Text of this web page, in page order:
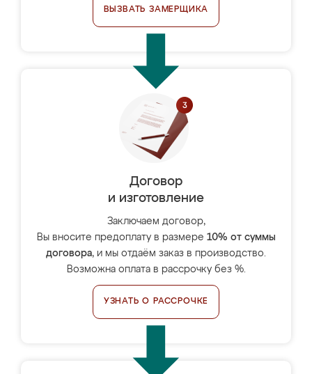
ВЫЗВАТЬ ЗАМЕРЩИКА
Договор
и изготовление
Заключаем договор,
Вы вносите предоплату в размере 10% от суммы
договора, и мы отдаём заказ в производство.
Возможна оплата в рассрочку без %.
УЗНАТЬ О РАССРОЧКЕ